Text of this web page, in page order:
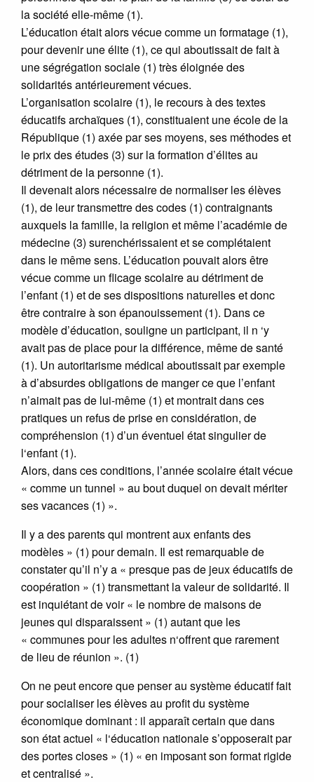
la société elle-même (1).
L’éducation était alors vécue comme un formatage (1),
pour devenir une élite (1), ce qui aboutissait de fait à
une ségrégation sociale (1) très éloignée des
solidarités antérieurement vécues.
L’organisation scolaire (1), le recours à des textes
éducatifs archaïques (1), constituaient une école de la
République (1) axée par ses moyens, ses méthodes et
le prix des études (3) sur la formation d’élites au
détriment de la personne (1).
Il devenait alors nécessaire de normaliser les élèves
(1), de leur transmettre des codes (1) contraignants
auxquels la famille, la religion et même l’académie de
médecine (3) surenchérissaient et se complétaient
dans le même sens. L’éducation pouvait alors être
vécue comme un flicage scolaire au détriment de
l’enfant (1) et de ses dispositions naturelles et donc
être contraire à son épanouissement (1). Dans ce
modèle d’éducation, souligne un participant, il n ‘y
avait pas de place pour la différence, même de santé
(1). Un autoritarisme médical aboutissait par exemple
à d’absurdes obligations de manger ce que l’enfant
n’aimait pas de lui-même (1) et montrait dans ces
pratiques un refus de prise en considération, de
compréhension (1) d’un éventuel état singulier de
l‘enfant (1).
Alors, dans ces conditions, l’année scolaire était vécue
« comme un tunnel » au bout duquel on devait mériter
ses vacances (1) ».
Il y a des parents qui montrent aux enfants des
modèles » (1) pour demain. Il est remarquable de
constater qu’il n’y a « presque pas de jeux éducatifs de
coopération » (1) transmettant la valeur de solidarité. Il
est inquiétant de voir « le nombre de maisons de
jeunes qui disparaissent » (1) autant que les
« communes pour les adultes n‘offrent que rarement
de lieu de réunion ». (1)
On ne peut encore que penser au système éducatif fait
pour socialiser les élèves au profit du système
économique dominant : il apparaît certain que dans
son état actuel « l‘éducation nationale s’opposerait par
des portes closes » (1) « en imposant son format rigide
et centralisé ».